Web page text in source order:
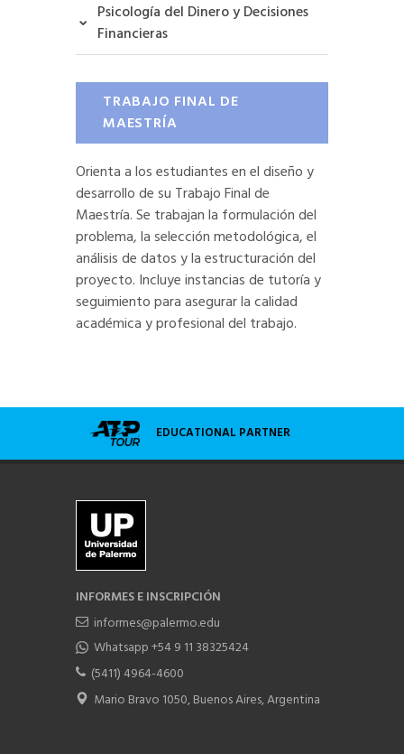
Psicología del Dinero y Decisiones
Financieras
TRABAJO FINAL DE
MAESTRÍA
Orienta a los estudiantes en el diseño y
desarrollo de su Trabajo Final de
Maestría. Se trabajan la formulación del
problema, la selección metodológica, el
análisis de datos y la estructuración del
proyecto. Incluye instancias de tutoría y
seguimiento para asegurar la calidad
académica y profesional del trabajo.
EDUCATIONAL PARTNER
INFORMES E INSCRIPCIÓN
informes@palermo.edu
Whatsapp +54 9 11 38325424
(5411) 4964-4600
Mario Bravo 1050, Buenos Aires, Argentina